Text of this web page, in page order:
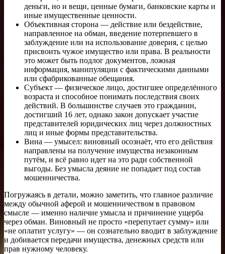
деньги, но и вещи, ценные бумаги, банковские карты и
иные имущественные ценности.
Объективная сторона — действие или бездействие,
направленное на обман, введение потерпевшего в
заблуждение или на использование доверия, с целью
присвоить чужое имущество или права. В реальности
это может быть подлог документов, ложная
информация, манипуляции с фактическими данными
или сфабрикованные обещания.
Субъект — физическое лицо, достигшее определённого
возраста и способное понимать последствия своих
действий. В большинстве случаев это гражданин,
достигший 16 лет, однако закон допускает участие
представителей юридических лиц через должностных
лиц и иные формы представительства.
Вина — умысел: виновный осознаёт, что его действия
направлены на получение имущества незаконным
путём, и всё равно идет на это ради собственной
выгоды. Без умысла деяние не попадает под состав
мошенничества.
Погружаясь в детали, можно заметить, что главное различие
между обычной аферой и мошенничеством в правовом
смысле — именно наличие умысла и причинение ущерба
через обман. Виновный не просто «перепутает сумму» или
«не оплатит услугу» — он сознательно вводит в заблуждение
и добивается передачи имущества, денежных средств или
прав нужному человеку.